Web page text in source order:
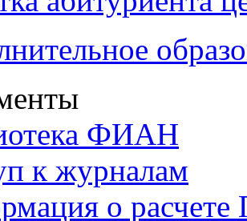
ФИАН
к журналам
о